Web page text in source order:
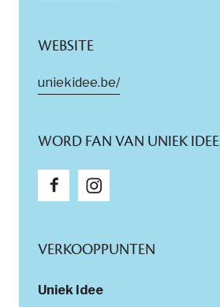
WEBSITE
uniekidee.be/
WORD FAN VAN UNIEK IDEE
VERKOOPPUNTEN
Uniek Idee